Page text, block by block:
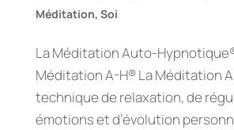
Méditation, Soi
La Méditation Auto-
Méditation A-H® La Méditation
technique de relaxation, de
émotions et d’évolution